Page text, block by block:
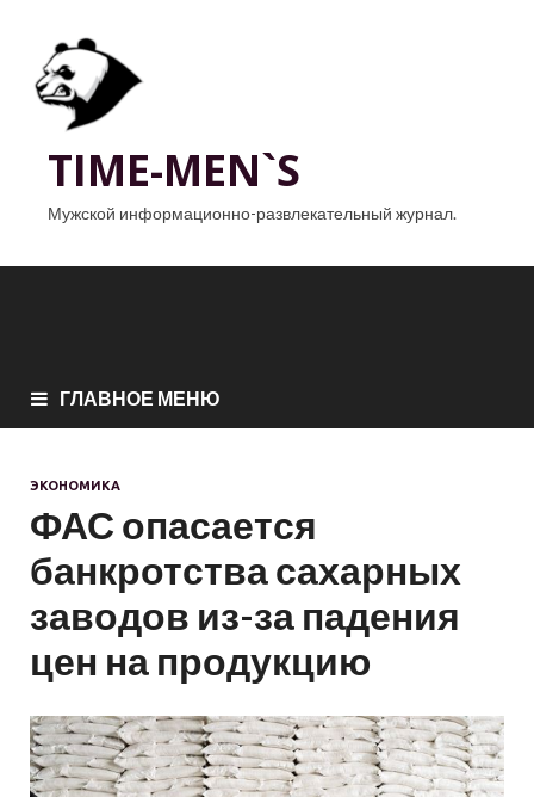
TIME-MEN`S
Мужской информационно-развлекательный журнал.
ГЛАВНОЕ МЕНЮ
ЭКОНОМИКА
ФАС опасается
банкротства сахарных
заводов из-за падения
цен на продукцию